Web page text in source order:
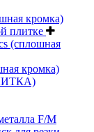
кромка)
плитке
(сплошная
кромка)
F/M